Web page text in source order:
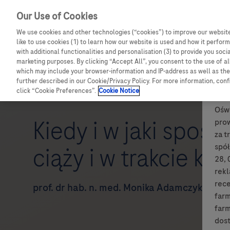
za
28,
Kiedy i w jaki
ciąży i w trakcie
prof. dr hab. n. med. Monika Adamczyk-Sowa
Our Use of Cookies
We use cookies and other technologies (“cookies”) to improve our
like to use cookies (1) to learn how our website is used and how it
with additional functionalities and personalisation (3) to provide you
marketing purposes. By clicking “Accept All”, you consent to the use of
which may include your browser-information and IP-address as well as
further described in our Cookie/Privacy Policy. For more information,
click “Cookie Preferences”. Cookie Notice